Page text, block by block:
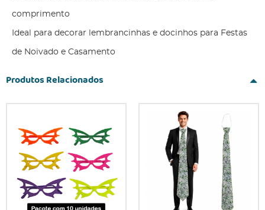
comprimento
Ideal para decorar lembrancinhas e docinhos para Festas
de Noivado e Casamento
Produtos Relacionados